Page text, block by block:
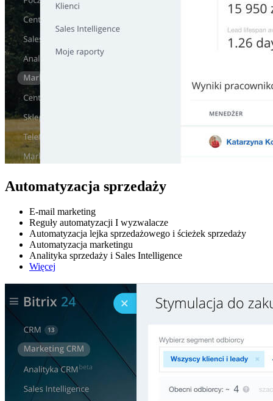
Automatyzacja sprzedaży
E-mail marketing
Reguły automatyzacji I wyzwalacze
Automatyzacja lejka sprzedażowego i ścieżek sprzedaży
Automatyzacja marketingu
Analityka sprzedaży i Sales Intelligence
Więcej